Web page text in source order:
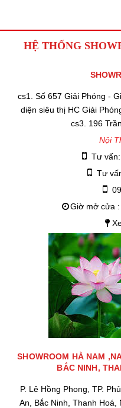
HỆ THỐNG
cs1. Số 657 Giải Phóng -
diện siêu thị HC Giải
cs3. 196
Nội
Tư
Tư
Giờ mở cửa :
SHOWROOM HÀ NAM
BẮC NINH,
P. Lê Hồng Phong, TP.
An, Bắc Ninh, Thanh Hoá,